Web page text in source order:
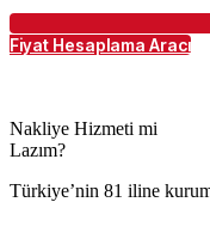
Fiyat Hesaplama Aracı
Nakliye Hizmeti mi
Lazım?
Türkiye’nin 81 iline